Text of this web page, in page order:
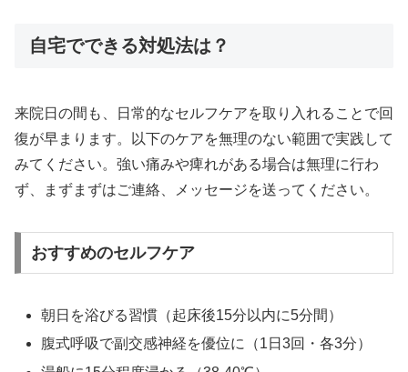
自宅でできる対処法は？
来院日の間も、日常的なセルフケアを取り入れることで回
復が早まります。以下のケアを無理のない範囲で実践して
みてください。強い痛みや痺れがある場合は無理に行わ
ず、まずまずはご連絡、メッセージを送ってください。
おすすめのセルフケア
朝日を浴びる習慣（起床後15分以内に5分間）
腹式呼吸で副交感神経を優位に（1日3回・各3分）